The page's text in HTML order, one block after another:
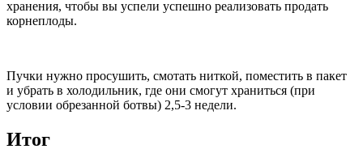
хранения, чтобы вы успели успешно реализовать продать
корнеплоды.
Пучки нужно просушить, смотать ниткой, поместить в пакет
и убрать в холодильник, где они смогут храниться (при
условии обрезанной ботвы) 2,5-3 недели.
Итог